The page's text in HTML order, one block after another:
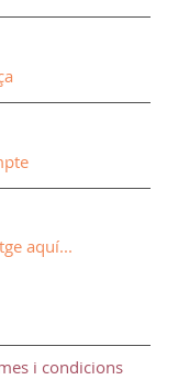
i condicions